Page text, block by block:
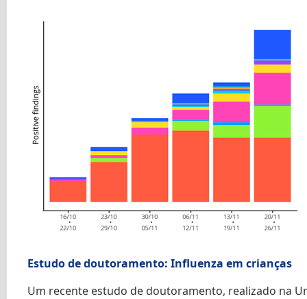
Estudo de doutoramento: Influenza em crianças
Um recente estudo de doutoramento, realizado na